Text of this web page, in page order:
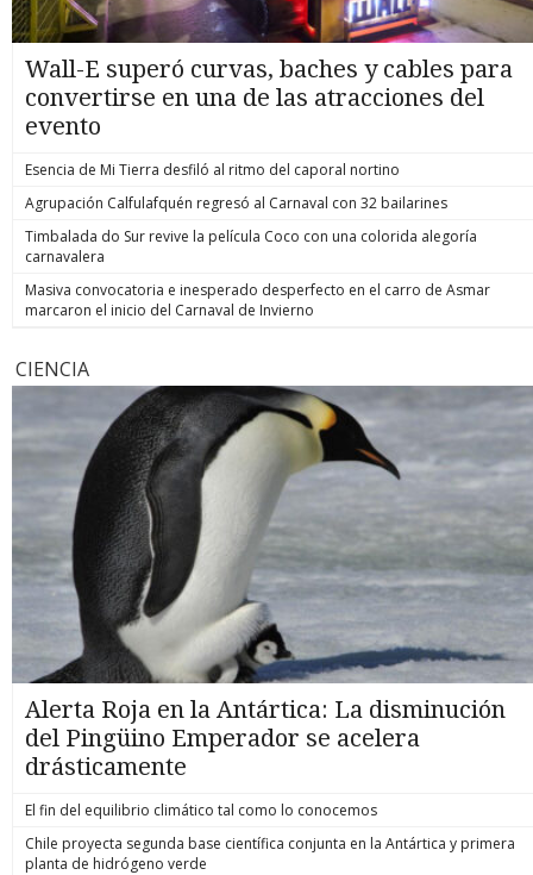
Wall-E superó curvas, baches y cables para
convertirse en una de las atracciones del
evento
Esencia de Mi Tierra desfiló al ritmo del caporal nortino
Agrupación Calfulafquén regresó al Carnaval con 32 bailarines
Timbalada do Sur revive la película Coco con una colorida alegoría
carnavalera
Masiva convocatoria e inesperado desperfecto en el carro de Asmar
marcaron el inicio del Carnaval de Invierno
CIENCIA
Alerta Roja en la Antártica: La disminución
del Pingüino Emperador se acelera
drásticamente
El fin del equilibrio climático tal como lo conocemos
Chile proyecta segunda base científica conjunta en la Antártica y primera
planta de hidrógeno verde